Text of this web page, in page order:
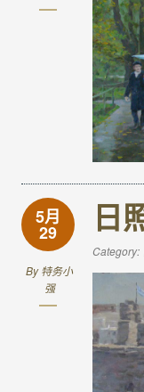
5月
29
By特务小
强
日
Category: